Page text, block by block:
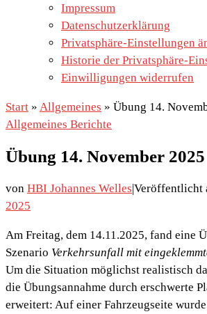
Impressum
Datenschutzerklärung
Privatsphäre-Einstellungen
Historie der Privatsphäre-
Einwilligungen widerrufen
Start » Allgemeines » Übung 14.
Allgemeines Berichte
Übung 14. November 2025
von HBI Johannes Welles|Veröffentlicht
2025
Am Freitag, dem 14.11.2025, fand eine
Szenario Verkehrsunfall mit
Um die Situation möglichst realistisch
die Übungsannahme durch erschwerte
erweitert: Auf einer Fahrzeugseite